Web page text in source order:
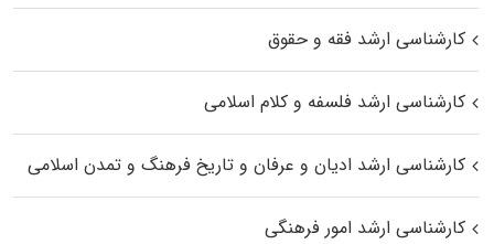
کارشناسی ارشد فقه و حقوق
کارشناسی ارشد فلسفه و کلام اسلامی
کارشناسی ارشد ادیان و عرفان و تاریخ فرهنگ و تمدن اسلامی
کارشناسی ارشد امور فرهنگی